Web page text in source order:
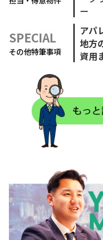
ー
SPECIAL
その他特筆事項
アパ
地方
資用